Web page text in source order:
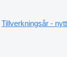
Tillverkningsår - nytt